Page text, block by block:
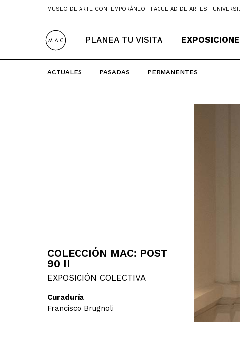
MUSEO DE ARTE CONTEMPORÁNEO | FACULTAD DE ARTES |
PLANEA TU VISITA
ACTUALES PASADAS PERMANENTES
COLECCIÓN MAC: POST
90 II
EXPOSICIÓN COLECTIVA
Curaduría
Francisco Brugnoli